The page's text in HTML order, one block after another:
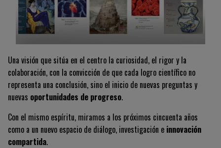
Una visión que sitúa en el centro la curiosidad, el rigor y la
colaboración, con la convicción de que cada logro científico no
representa una conclusión, sino el inicio de nuevas preguntas y
nuevas oportunidades de progreso.
Con el mismo espíritu, miramos a los próximos cincuenta años
como a un nuevo espacio de diálogo, investigación e innovación
compartida.